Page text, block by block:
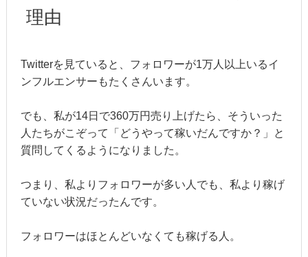
理由
Twitterを見ていると、フォロワーが1万人以上いるイ
ンフルエンサーもたくさんいます。
でも、私が14日で360万円売り上げたら、そういった
人たちがこぞって「どうやって稼いだんですか？」と
質問してくるようになりました。
つまり、私よりフォロワーが多い人でも、私より稼げ
ていない状況だったんです。
フォロワーはほとんどいなくても稼げる人。